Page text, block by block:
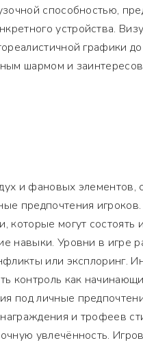
способностью,
устройства.
графики
шармом и
и фановых элементов,
предпочтения
которые могут состоять
навыки. Уровни в игре
или эксплоринг.
контроль как
под личные
и трофеев
увлечённость.